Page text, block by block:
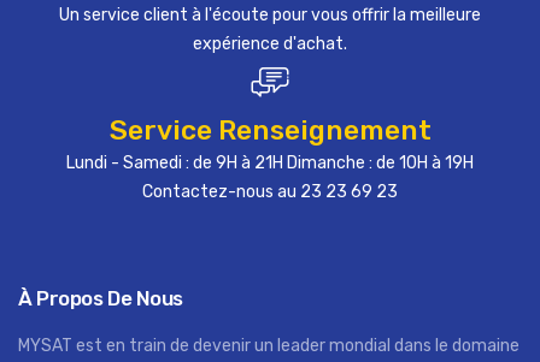
Un service client à l'écoute pour vous offrir la meilleure
expérience d'achat.
Service Renseignement
Lundi - Samedi : de 9H à 21H Dimanche : de 10H à 19H
Contactez-nous au 23 23 69 23
À Propos De Nous
MYSAT est en train de devenir un leader mondial dans le domaine